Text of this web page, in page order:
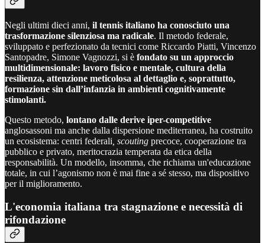
Negli ultimi dieci anni, il tennis italiano ha conosciuto una
trasformazione silenziosa ma radicale. Il metodo federale,
sviluppato e perfezionato da tecnici come Riccardo Piatti, Vincenzo
Santopadre, Simone Vagnozzi, si è fondato su un approccio
multidimensionale: lavoro fisico e mentale, cultura della
resilienza, attenzione meticolosa al dettaglio e, soprattutto,
formazione sin dall’infanzia in ambienti cognitivamente
stimolanti.
Questo metodo, lontano dalle derive iper-competitive
anglosassoni ma anche dalla dispersione mediterranea, ha costruito
un ecosistema: centri federali , scouting precoce, cooperazione tra
pubblico e privato, meritocrazia temperata da etica della
responsabilità. Un modello, insomma, che richiama un'educazione
totale, in cui l’agonismo non è mai fine a sé stesso, ma dispositivo
per il miglioramento.
L'economia italiana tra stagnazione e necessità di
rifondazione